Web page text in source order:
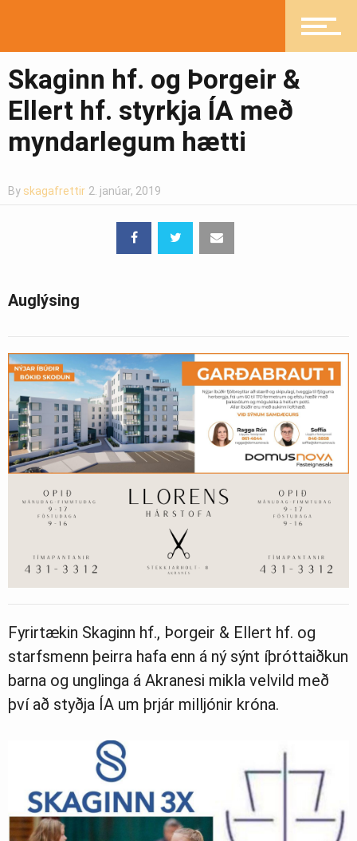
Pistlar
Skaginn hf. og Þorgeir &
Ellert hf. styrkja ÍA með
myndarlegum hætti
By skagafrettir 2. janúar, 2019
Auglýsing
Fyrirtækin Skaginn hf., Þorgeir & Ellert hf. og
starfsmenn þeirra hafa enn á ný sýnt íþróttaiðkun
barna og unglinga á Akranesi mikla velvild með
því að styðja ÍA um þrjár milljónir króna.